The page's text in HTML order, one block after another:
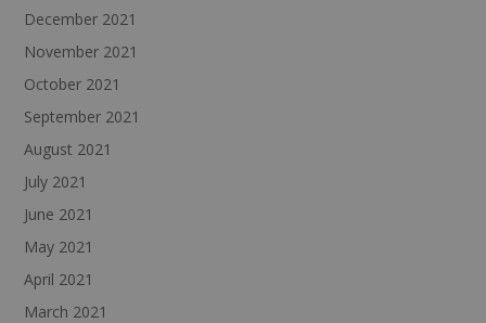
December 2021
November 2021
October 2021
September 2021
August 2021
July 2021
June 2021
May 2021
April 2021
March 2021